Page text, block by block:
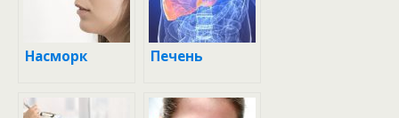
Насморк Печень